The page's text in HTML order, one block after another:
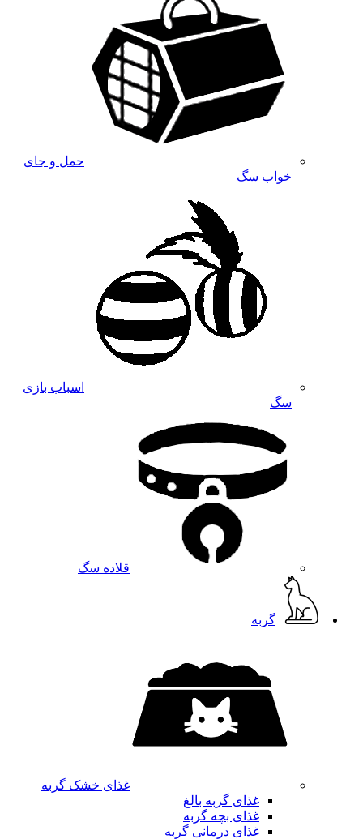
حمل و جای
خواب سگ
اسباب بازی
سگ
قلاده سگ
گربه
غذای خشک گربه
غذای گربه بالغ
غذای بچه گربه
غذای درمانی گربه